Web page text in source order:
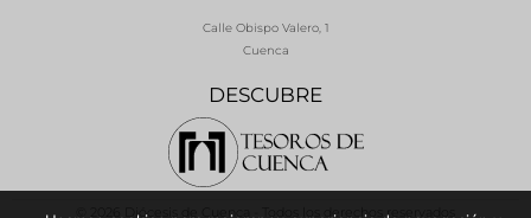
DESCUBRE
Calle Obispo Valero, 1
Cuenca
© 2026 Diócesis de Cuenca - Todos los derechos reservados